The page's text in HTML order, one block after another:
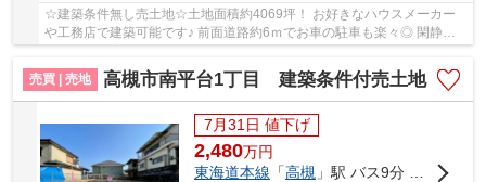
☆建築条件無し売土地☆土地面積約4069坪！ お好きなハウスメーカー
や工務店で建築可能です♪ 前面道路約6ｍでお車の駐車も楽々◎ 閑静な
売買 | 売地
高槻市南平台1丁目 建築条件付売土地
7月31日 値下げ
2,480万円
東海道本線 「高槻 」駅 バス9分 「南平台東」 停歩6分車14分 3.4km